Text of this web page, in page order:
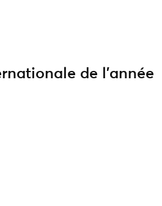
de l’année